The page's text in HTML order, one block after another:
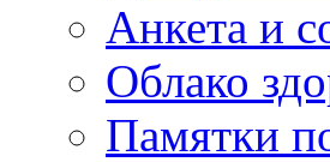
Анкета и
Облако
Памятки